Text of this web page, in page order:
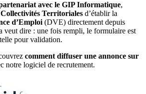
avec le GIP Informatique,
Collectivités Territoriales d’établir la
d’Emploi (DVE) directement depuis
veut dire : une fois rempli, le formulaire est
pour validation.
comment diffuser une annonce sur
notre logiciel de recrutement.